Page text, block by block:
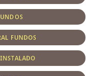
FUNDOS